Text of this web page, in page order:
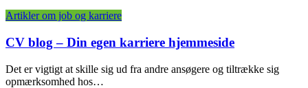
Artikler om job og karriere
CV blog – Din egen karriere hjemmeside
Det er vigtigt at skille sig ud fra andre ansøgere og tiltrække sig
opmærksomhed hos…